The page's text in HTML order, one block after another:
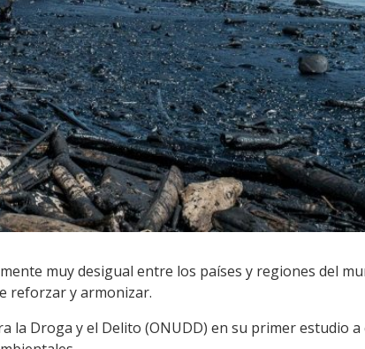
muy desigual entre los países y regiones del
reforzar y armonizar.
la Droga y el Delito (ONUDD) en su primer estudio a